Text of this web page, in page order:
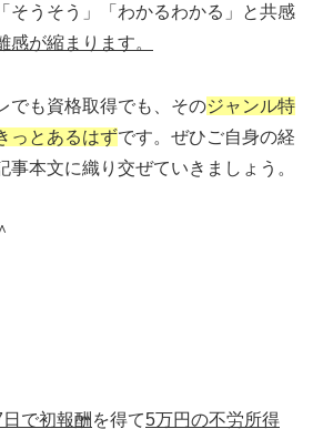
そうそう」「わかるわかる」と共感
感が縮まります。
でも資格取得でも、そのジャンル特
っとあるはずです。ぜひご自身の経
事本文に織り交ぜていきましょう。
日で初報酬 を得て5万円の不労所得